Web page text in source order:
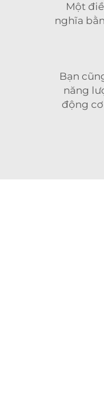
Một
nghĩa
Bạn
năng
động